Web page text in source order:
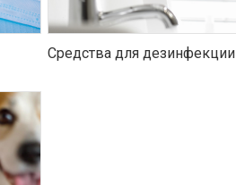
Средства для дезинфекции